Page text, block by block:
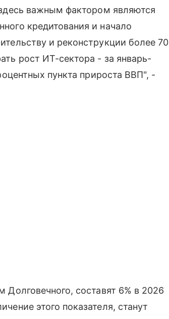
важным фактором являются
кредитования и начало
и реконструкции более 70
рост ИТ-сектора - за январь-
пункта прироста ВВП", -
составят 6% в 2026
этого показателя, станут